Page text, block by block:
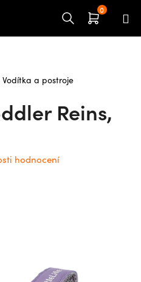
Vodítka a postroje
Reins,
hodnocení